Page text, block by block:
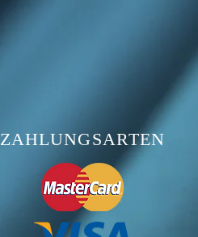
ZAHLUNGSARTEN